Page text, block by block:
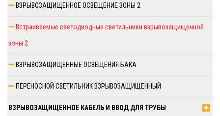
ВЗРЫВОЗАЩИЩЕННОЕ ОСВЕЩЕНИЕ ЗОНЫ 2
Встраиваемые светодиодные светильники взрывозащищенной
зоны 2
ВЗРЫВОЗАЩИЩЕННЫЕ ОСВЕЩЕНИЯ БАКА
ПЕРЕНОСНОЙ СВЕТИЛЬНИК ВЗРЫВОЗАЩИЩЕННЫЙ
ВЗРЫВОЗАЩИЩЕННОЕ КАБЕЛЬ И ВВОД ДЛЯ ТРУБЫ